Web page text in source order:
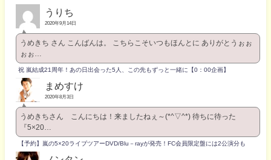
うりち
2020年9月14日
うめきち さん こんばんは。 こちらこそいつもほんとに ありがとうぉぉ
ぉぉ…
祝 嵐結成21周年！あの日出会った5人、この先もずっと一緒に【0：00企画】
まめすけ
2020年8月3日
うめきちさん こんにちは！来ましたねぇ～(*^▽^*) 待ちに待った
『5×20…
【予約】嵐の5×20ライブツアーDVD/Blu－rayが発売！FC会員限定盤には2公演分も